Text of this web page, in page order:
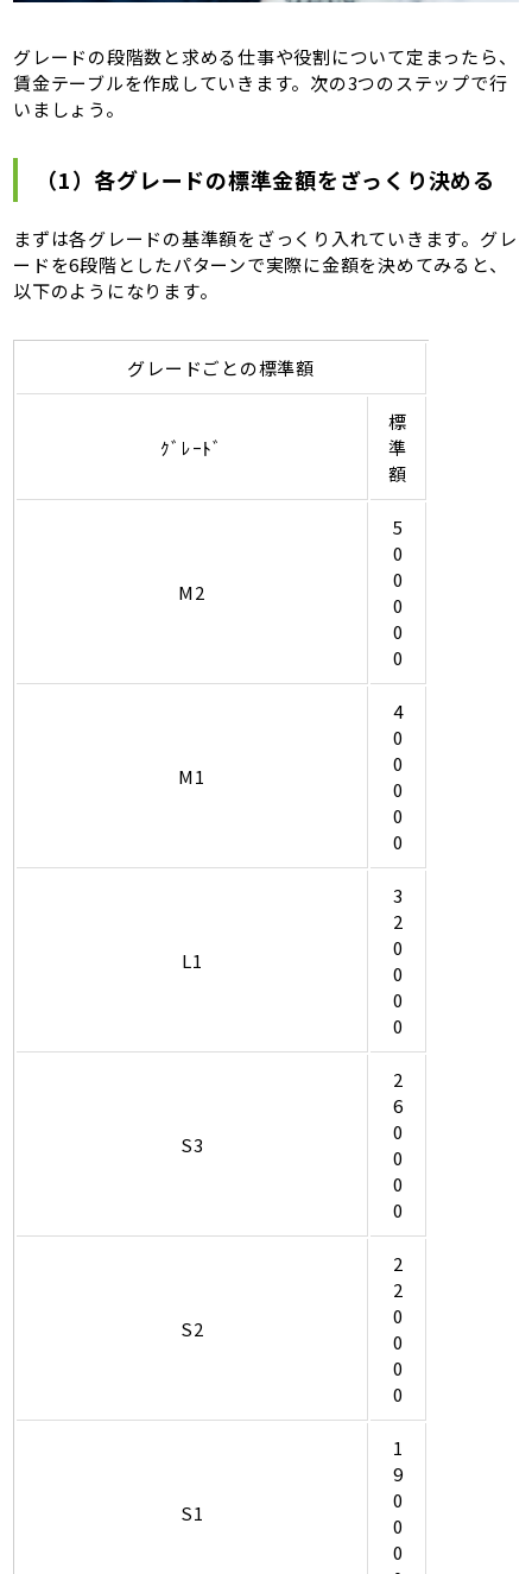
グレードの段階数と求める仕事や役割について定まったら、
賃金テーブルを作成していきます。次の3つのステップで行
いましょう。
（1）各グレードの標準金額をざっくり決める
まずは各グレードの基準額をざっくり入れていきます。グレ
ードを6段階としたパターンで実際に金額を決めてみると、
以下のようになります。
グレードごとの標準額
ｸﾞﾚｰﾄﾞ
標
準
額
M2
5
0
0
0
0
0
M1
4
0
0
0
0
0
L1
3
2
0
0
0
0
S3
2
6
0
0
0
0
S2
2
2
0
0
0
0
S1
1
9
0
0
0